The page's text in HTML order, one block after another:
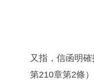
又指，信函明
第210章第2條